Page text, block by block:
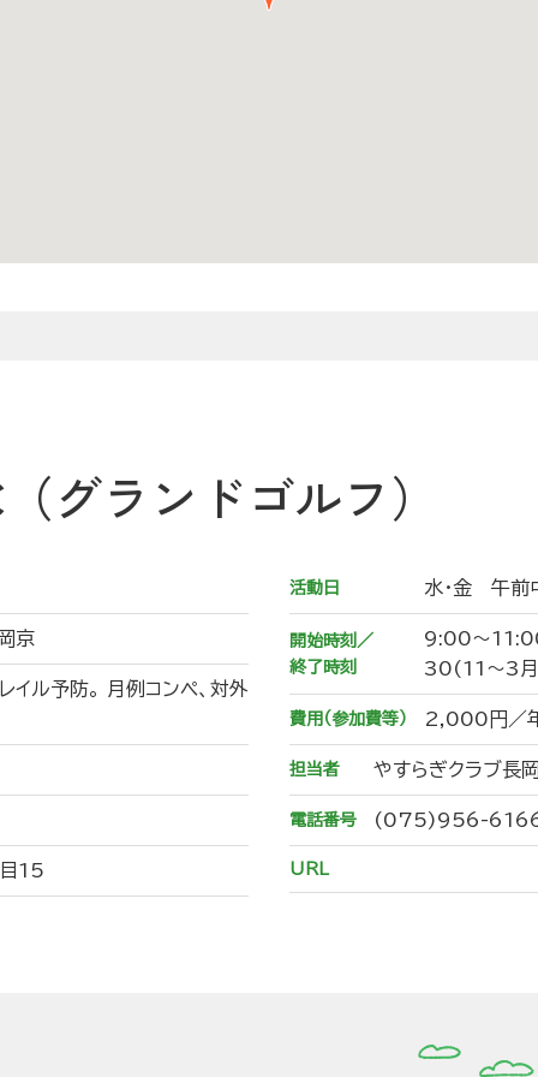
グランドゴルフ）
京
イル予防。 月例コンペ、対外
15
活動日 水・金 午前
開始時刻／
終了時刻
9:00～
30(11～3月
費用（参加費等） 2,000円／
担当者 やすらぎクラブ長
電話番号 (075)956-
URL